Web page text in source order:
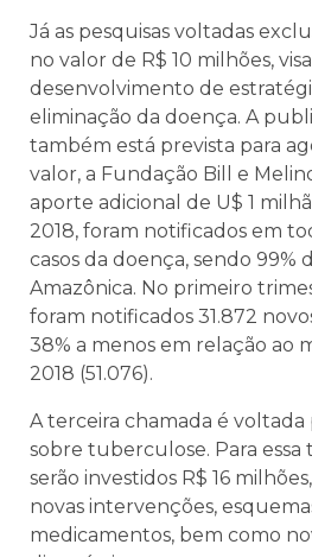
Já as pesquisas voltadas
no valor de R$ 10 milhões,
desenvolvimento de
eliminação da doença. A
também está prevista para
valor, a Fundação Bill e
aporte adicional de U$ 1
2018, foram notificados em
casos da doença, sendo 99%
Amazônica. No primeiro
foram notificados 31.872
38% a menos em relação ao
2018 (51.076).
A terceira chamada é voltada
sobre tuberculose. Para essa
serão investidos R$ 16
novas intervenções,
medicamentos, bem como